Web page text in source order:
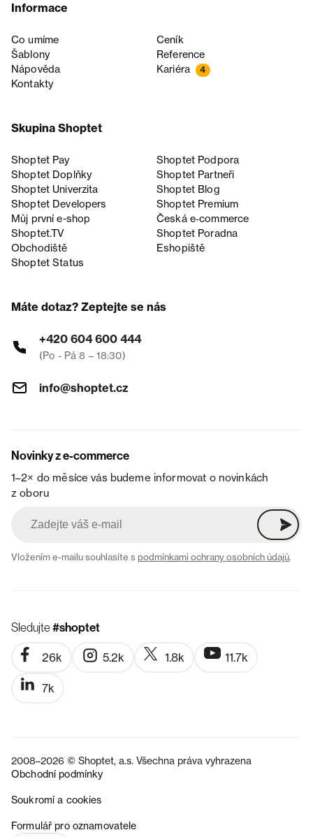
Informace
Co umíme
Ceník
Šablony
Reference
Nápověda
Kariéra 4
Kontakty
Skupina Shoptet
Shoptet Pay
Shoptet Podpora
Shoptet Doplňky
Shoptet Partneři
Shoptet Univerzita
Shoptet Blog
Shoptet Developers
Shoptet Premium
Můj první e-shop
Česká e‑commerce
Shoptet.TV
Shoptet Poradna
Obchodiště
Eshopiště
Shoptet Status
Máte dotaz? Zeptejte se nás
+420 604 600 444
(Po - Pá 8 – 18:30)
info@shoptet.cz
Novinky z e-commerce
1–2× do měsíce vás budeme informovat o novinkách
z oboru
Vložením e-mailu souhlasíte spodmínkami ochrany osobních údajů.
Sledujte#shoptet
26k 5.2k 1.8k 11.7k
7k
2008–2026 © Shoptet, a.s. Všechna práva vyhrazena
Obchodní podmínky
Soukromí a cookies
Formulář pro oznamovatele